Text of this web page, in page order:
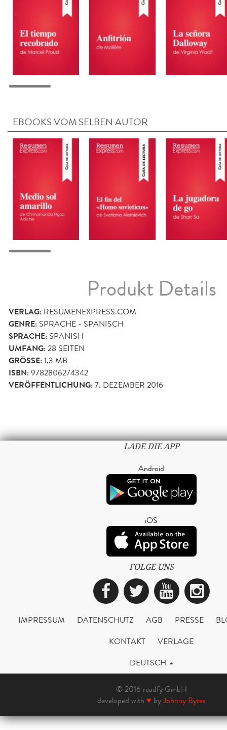
EBOOKS VOM SELBEN AUTOR
Produkt Details
VERLAG: RESUMENEXPRESS.COM
GENRE: SPRACHE - SPANISCH
SPRACHE: SPANISH
UMFANG:28 SEITEN
GRÖSSE: 1,3 MB
ISBN:9782806274342
VERÖFFENTLICHUNG:7. DEZEMBER 2016
LADE DIE APP
Android
iOS
FOLGE UNS
Facebook
Twitter
IMPRESSUM DATENSCHUTZ AGB PRESSE
KONTAKT
VERLAGE
DEUTSCH
© 2016 readfy GmbH
developed with ♥ byJohnny Bytes